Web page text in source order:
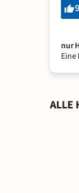
nur
Eine
ALLE